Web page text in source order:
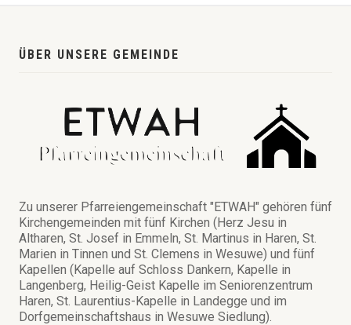
ÜBER UNSERE GEMEINDE
Zu unserer Pfarreiengemeinschaft "ETWAH" gehören fünf
Kirchengemeinden mit fünf Kirchen (Herz Jesu in
Altharen, St. Josef in Emmeln, St. Martinus in Haren, St.
Marien in Tinnen und St. Clemens in Wesuwe) und fünf
Kapellen (Kapelle auf Schloss Dankern, Kapelle in
Langenberg, Heilig-Geist Kapelle im Seniorenzentrum
Haren, St. Laurentius-Kapelle in Landegge und im
Dorfgemeinschaftshaus in Wesuwe Siedlung).